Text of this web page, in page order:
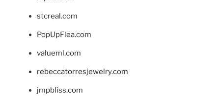
stcreal.com
PopUpFlea.com
valueml.com
rebeccatorresjewelry.com
jmpbliss.com